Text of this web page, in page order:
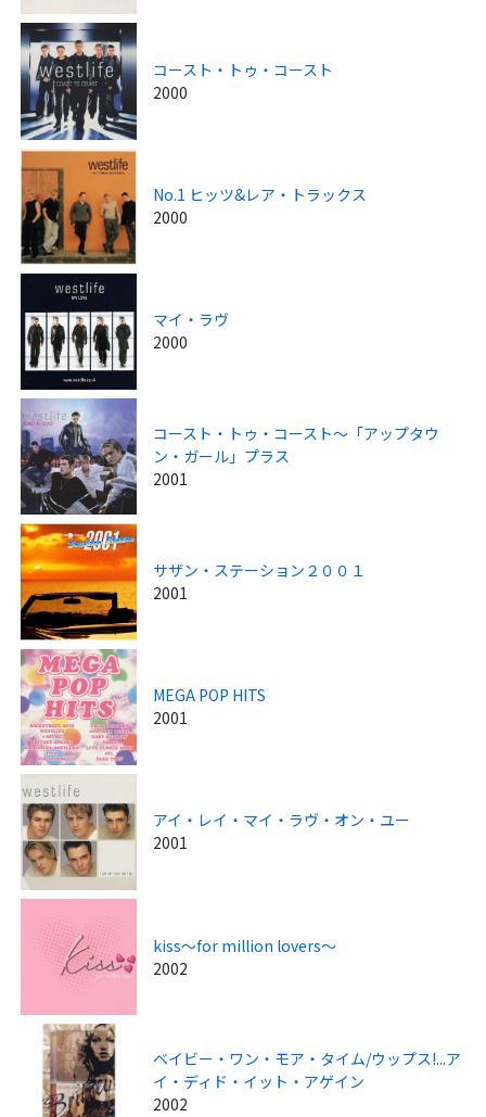
コースト・トゥ・コースト
2000
No.1 ヒッツ&レア・トラックス
2000
マイ・ラヴ
2000
コースト・トゥ・コースト～「アップタウ
ン・ガール」プラス
2001
サザン・ステーション２００１
2001
MEGA POP HITS
2001
アイ・レイ・マイ・ラヴ・オン・ユー
2001
kiss～for million lovers～
2002
ベイビー・ワン・モア・タイム/ウップス!...ア
イ・ディド・イット・アゲイン
2002